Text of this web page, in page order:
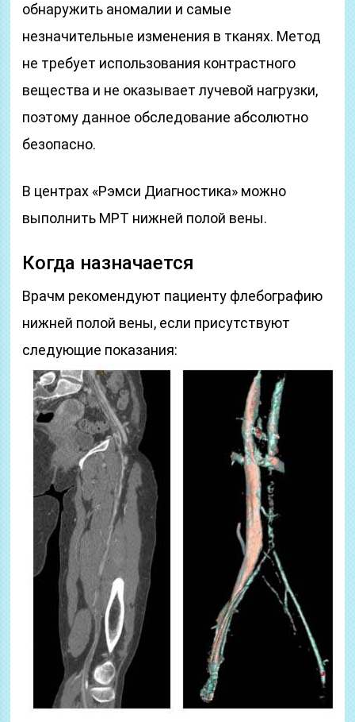
обнаружить аномалии и самые
незначительные изменения в тканях. Метод
не требует использования контрастного
вещества и не оказывает лучевой нагрузки,
поэтому данное обследование абсолютно
безопасно.
В центрах «Рэмси Диагностика» можно
выполнить МРТ нижней полой вены.
Когда назначается
Врачм рекомендуют пациенту флебографию
нижней полой вены, если присутствуют
следующие показания: